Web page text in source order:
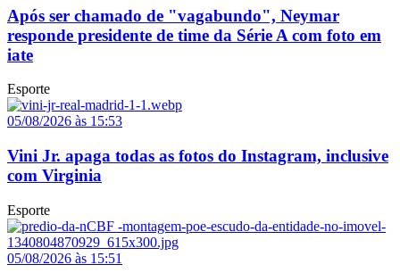
Após ser chamado de "vagabundo", Neymar
responde presidente de time da Série A com foto em
iate
Esporte
05/08/2026 às 15:53
Vini Jr. apaga todas as fotos do Instagram, inclusive
com Virginia
Esporte
05/08/2026 às 15:51